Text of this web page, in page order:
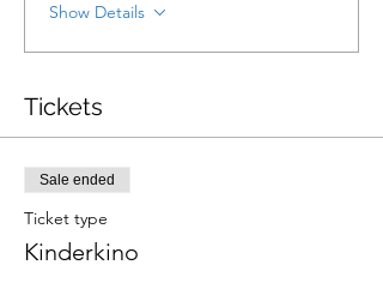
Show Details
Tickets
Sale ended
Ticket type
Kinderkino